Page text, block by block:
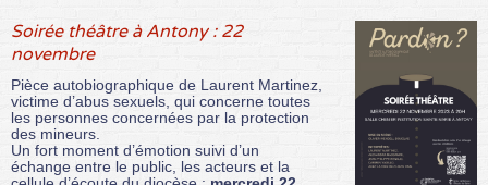
Soirée théâtre à Antony : 22
novembre
Pièce autobiographique de Laurent Martinez,
victime d’abus sexuels, qui concerne toutes
les personnes concernées par la protection
des mineurs.
Un fort moment d’émotion suivi d’un
échange entre le public, les acteurs et la